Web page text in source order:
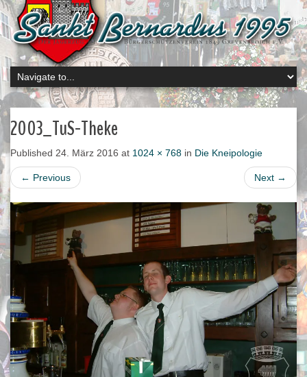
2003_TuS-Theke
Published 24. März 2016 at 1024 × 768 in Die Kneipologie
← Previous Next →